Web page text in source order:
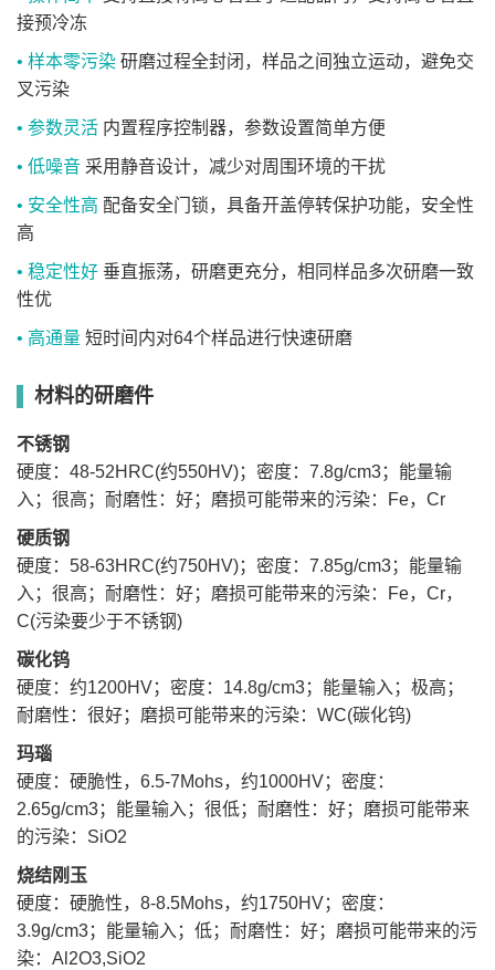
接预冷冻
• 样本零污染 研磨过程全封闭，样品之间独立运动，避免交
叉污染
• 参数灵活 内置程序控制器，参数设置简单方便
• 低噪音 采用静音设计，减少对周围环境的干扰
• 安全性高 配备安全门锁，具备开盖停转保护功能，安全性
高
• 稳定性好 垂直振荡，研磨更充分，相同样品多次研磨一致
性优
• 高通量 短时间内对64个样品进行快速研磨
材料的研磨件
不锈钢
硬度：48-52HRC(约550HV)； 密度：7.8g/cm3；能量输
入；很高；耐磨性：好；磨损可能带来的污染：Fe，Cr
硬质钢
硬度：58-63HRC(约750HV)； 密度：7.85g/cm3；能量输
入；很高；耐磨性：好；磨损可能带来的污染：Fe，Cr，
C(污染要少于不锈钢)
碳化钨
硬度：约1200HV ； 密度：14.8g/cm3；能量输入；极高；
耐磨性：很好；磨损可能带来的污染：WC(碳化钨)
玛瑙
硬度：硬脆性，6.5-7Mohs，约1000HV ； 密度：
2.65g/cm3；能量输入；很低；耐磨性：好；磨损可能带来
的污染：SiO2
烧结刚玉
硬度：硬脆性，8-8.5Mohs，约1750HV ； 密度：
3.9g/cm3；能量输入；低；耐磨性：好；磨损可能带来的污
染：Al2O3,SiO2